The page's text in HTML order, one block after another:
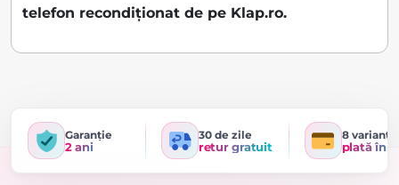
telefon recondiționat de pe Klap.ro.
Garanție
2 ani
30 de zile
retur gratuit
8 variante
plată în